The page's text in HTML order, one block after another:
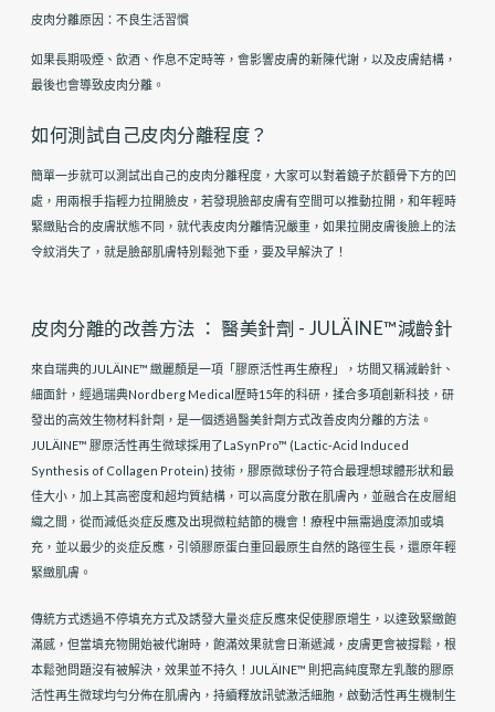
皮肉分離原因：不良生活習慣
如果長期吸煙、飲酒、作息不定時等，會影響皮膚的新陳代謝，以及皮膚結構，
最後也會導致皮肉分離。
如何測試自己皮肉分離程度？
簡單一步就可以測試出自己的皮肉分離程度，大家可以對着鏡子於顴骨下方的凹
處，用兩根手指輕力拉開臉皮，若發現臉部皮膚有空間可以推動拉開，和年輕時
緊緻貼合的皮膚狀態不同，就代表皮肉分離情況嚴重，如果拉開皮膚後臉上的法
令紋消失了，就是臉部肌膚特別鬆弛下垂，要及早解決了！
皮肉分離的改善方法 ： 醫美針劑 - JULÄINE™減齡針
來自瑞典的JULÄINE™ 緻麗顏是一項「膠原活性再生療程」，坊間又稱減齡針、
細面針，經過瑞典Nordberg Medical歷時15年的科研，揉合多項創新科技，研
發出的高效生物材料針劑，是一個透過醫美針劑方式改善皮肉分離的方法。
JULÄINE™ 膠原活性再生微球採用了LaSynPro™ (Lactic-Acid Induced
Synthesis of Collagen Protein) 技術，膠原微球份子符合最理想球體形狀和最
佳大小，加上其高密度和超均質結構，可以高度分散在肌膚內，並融合在皮層組
織之間，從而減低炎症反應及出現微粒結節的機會！療程中無需過度添加或填
充，並以最少的炎症反應，引領膠原蛋白重回最原生自然的路徑生長，還原年輕
緊緻肌膚。
傳統方式透過不停填充方式及誘發大量炎症反應來促使膠原增生，以達致緊緻飽
滿感，但當填充物開始被代謝時，飽滿效果就會日漸遞減，皮膚更會被撐鬆，根
本鬆弛問題沒有被解決，效果並不持久！JULÄINE™ 則把高純度聚左乳酸的膠原
活性再生微球均勻分佈在肌膚內，持續釋放訊號激活細胞，啟動活性再生機制生